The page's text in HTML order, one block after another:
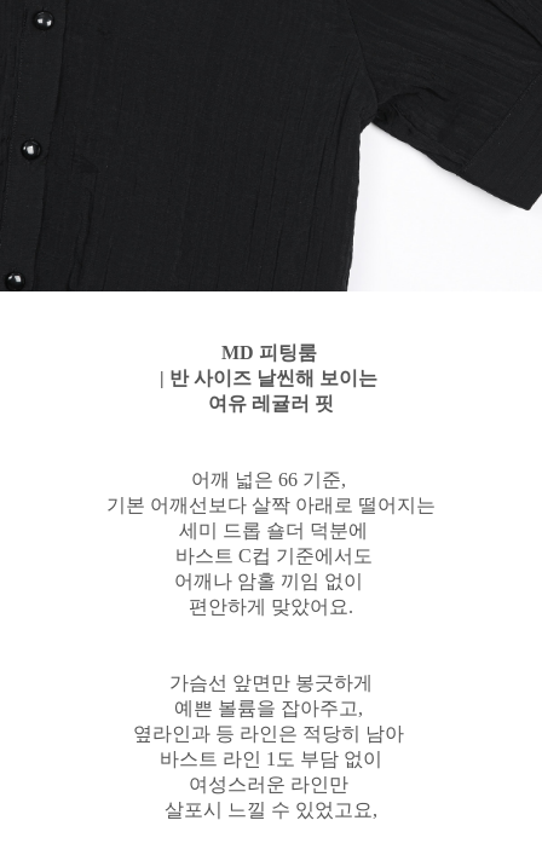
MD 피팅룸
| 반 사이즈 날씬해 보이는
여유 레귤러 핏
어깨 넓은 66 기준,
기본 어깨선보다 살짝 아래로 떨어지는
세미 드롭 숄더 덕분에
바스트 C컵 기준에서도
어깨나 암홀 끼임 없이
편안하게 맞았어요.
가슴선 앞면만 봉긋하게
예쁜 볼륨을 잡아주고,
옆라인과 등 라인은 적당히 남아
바스트 라인 1도 부담 없이
여성스러운 라인만
살포시 느낄 수 있었고요,